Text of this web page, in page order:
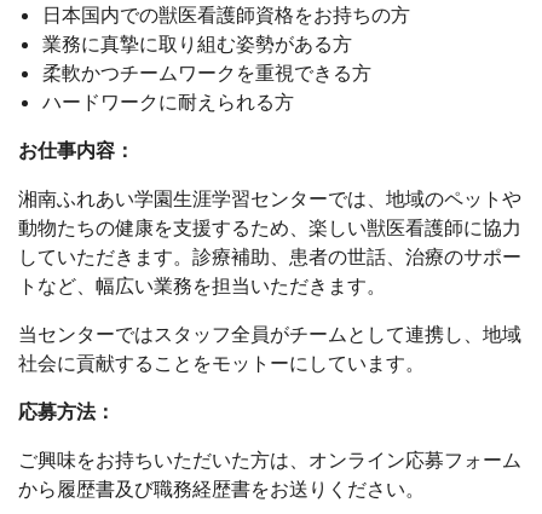
日本国内での獣医看護師資格をお持ちの方
業務に真摯に取り組む姿勢がある方
柔軟かつチームワークを重視できる方
ハードワークに耐えられる方
お仕事内容：
湘南ふれあい学園生涯学習センターでは、地域のペットや
動物たちの健康を支援するため、楽しい獣医看護師に協力
していただきます。診療補助、患者の世話、治療のサポー
トなど、幅広い業務を担当いただきます。
当センターではスタッフ全員がチームとして連携し、地域
社会に貢献することをモットーにしています。
応募方法：
ご興味をお持ちいただいた方は、オンライン応募フォーム
から履歴書及び職務経歴書をお送りください。